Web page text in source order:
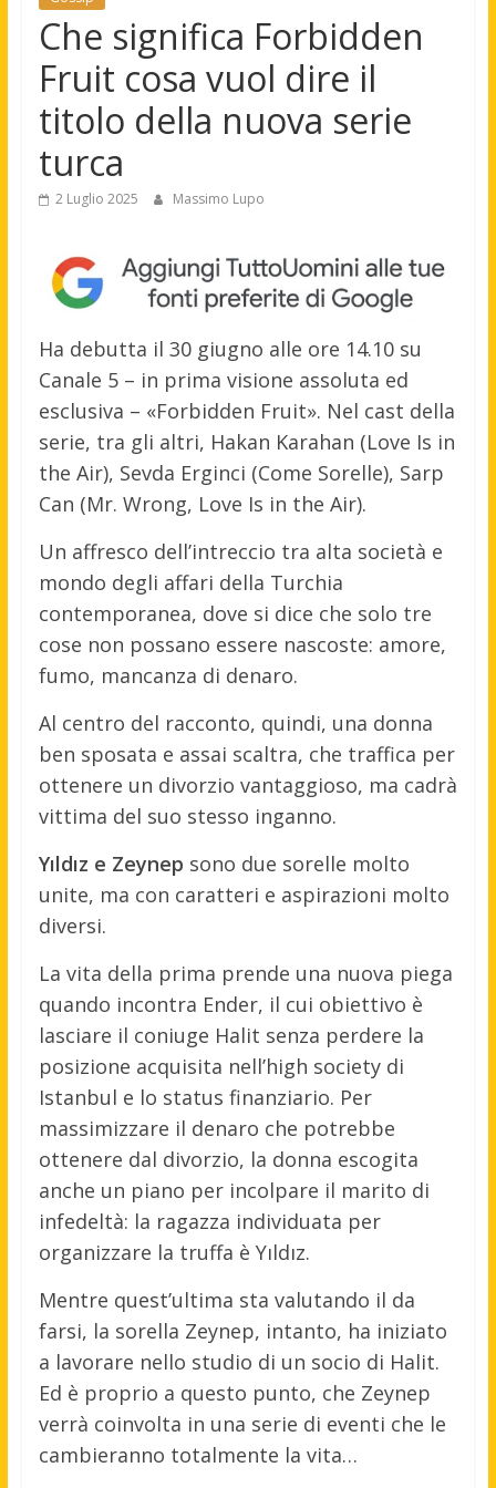
Che significa Forbidden
Fruit cosa vuol dire il
titolo della nuova serie
turca
2 Luglio 2025 Massimo Lupo
Ha debutta il 30 giugno alle ore 14.10 su
Canale 5 – in prima visione assoluta ed
esclusiva – «Forbidden Fruit». Nel cast della
serie, tra gli altri, Hakan Karahan (Love Is in
the Air), Sevda Erginci (Come Sorelle), Sarp
Can (Mr. Wrong, Love Is in the Air).
Un affresco dell’intreccio tra alta società e
mondo degli affari della Turchia
contemporanea, dove si dice che solo tre
cose non possano essere nascoste: amore,
fumo, mancanza di denaro.
Al centro del racconto, quindi, una donna
ben sposata e assai scaltra, che traffica per
ottenere un divorzio vantaggioso, ma cadrà
vittima del suo stesso inganno.
Yıldız e Zeynep sono due sorelle molto
unite, ma con caratteri e aspirazioni molto
diversi.
La vita della prima prende una nuova piega
quando incontra Ender, il cui obiettivo è
lasciare il coniuge Halit senza perdere la
posizione acquisita nell’high society di
Istanbul e lo status finanziario. Per
massimizzare il denaro che potrebbe
ottenere dal divorzio, la donna escogita
anche un piano per incolpare il marito di
infedeltà: la ragazza individuata per
organizzare la truffa è Yıldız.
Mentre quest’ultima sta valutando il da
farsi, la sorella Zeynep, intanto, ha iniziato
a lavorare nello studio di un socio di Halit.
Ed è proprio a questo punto, che Zeynep
verrà coinvolta in una serie di eventi che le
cambieranno totalmente la vita…